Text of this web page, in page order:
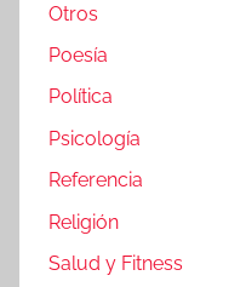
Otros
Poesía
Política
Psicología
Referencia
Religión
Salud y Fitness